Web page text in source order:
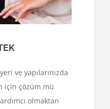
ve yapılarınızda
için çözüm mü
olmaktan